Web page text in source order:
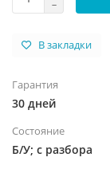
В закладки
Гарантия
30 дней
Состояние
Б/У; с разбора